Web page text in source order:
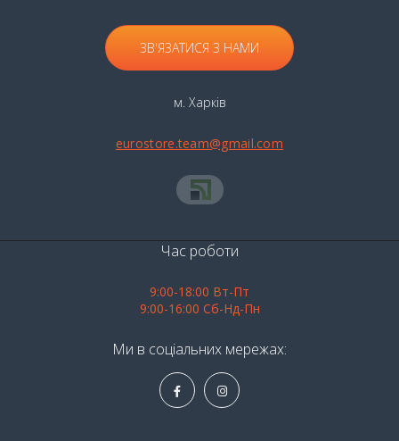
ЗВ'ЯЗАТИСЯ З НАМИ
м. Харків
eurostore.team@gmail.com
Час роботи
9:00-18:00 Вт-Пт
9:00-16:00 Сб-Нд-Пн
Ми в соціальних мережах: